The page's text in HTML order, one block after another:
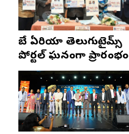
బే ఏరియా తెలుగుటైమ్స్
పోర్టల్ ఘనంగా ప్రారంభం